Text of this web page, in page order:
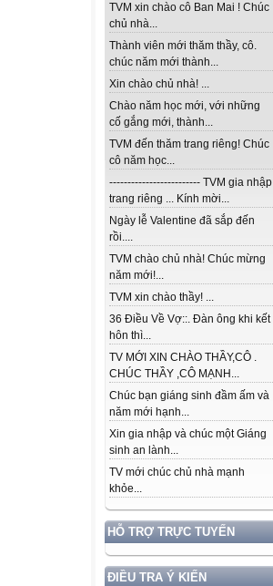
TVM xin chào cô Ban Mai ! Chúc
chủ nhà...
Thành viên mới thăm thầy, cô.
chúc năm mới thành...
Xin chào chủ nhà! ...
Chào năm học mới, với những
cố gắng mới, thành...
TVM đến thăm trang riêng! Chúc
cô năm học...
------------------------- TVM gia nhập
trang riêng ... Kính mời...
Ngày lễ Valentine đã sắp đến
rồi....
TVM chào chủ nhà! Chúc mừng
năm mới!...
TVM xin chào thầy! ...
36 Điều Về Vợ::. Đàn ông khi kết
hôn thì...
TV MỚI XIN CHÀO THẦY,CÔ .
CHÚC THẦY ,CÔ MẠNH...
Chúc bạn giáng sinh đầm ấm và
năm mới hạnh...
Xin gia nhập và chúc một Giáng
sinh an lành...
TV mới chúc chủ nhà mạnh
khỏe...
HỖ TRỢ TRỰC TUYẾN
ĐIỀU TRA Ý KIẾN